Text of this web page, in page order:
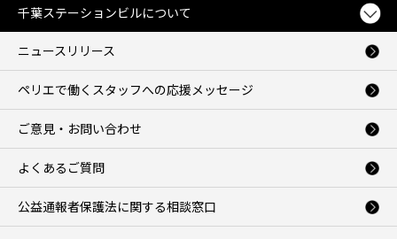
千葉ステーションビルについて
ニュースリリース
ペリエで働くスタッフへの応援メッセージ
ご意見・お問い合わせ
よくあるご質問
公益通報者保護法に関する相談窓口